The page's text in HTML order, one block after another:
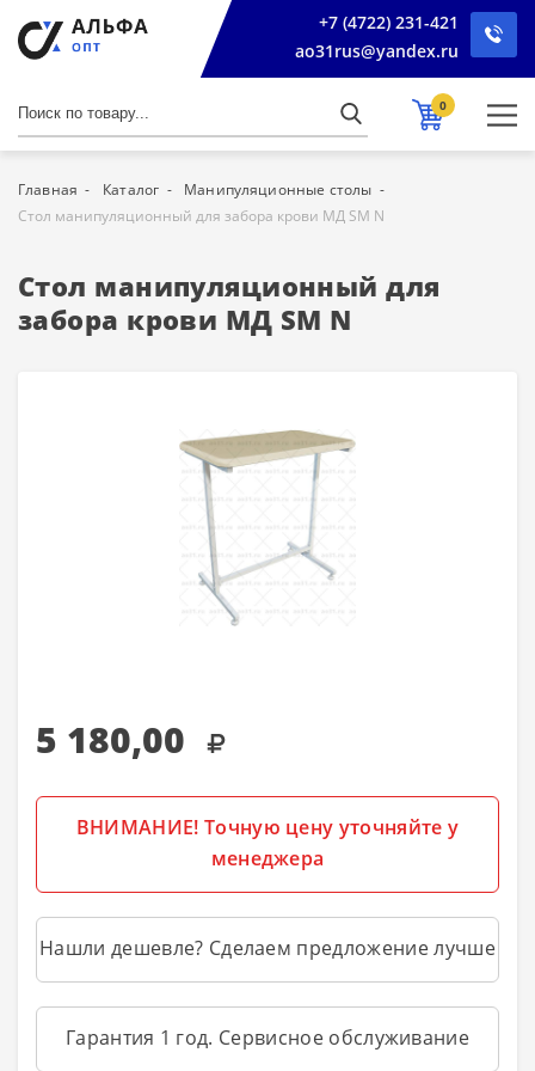
+7 (4722) 231-421
ao31rus@yandex.ru
0
Главная Каталог
Манипуляционные столы
Стол манипуляционный для забора крови МД SM N
Стол манипуляционный для
забора крови МД SM N
5 180,00
ВНИМАНИЕ! Точную цену уточняйте у
менеджера
Нашли дешевле? Сделаем предложение лучше
Гарантия 1 год. Сервисное обслуживание